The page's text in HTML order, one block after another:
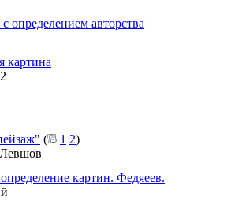
определением авторства
картина
( 1 2)
картин. Федяеев.